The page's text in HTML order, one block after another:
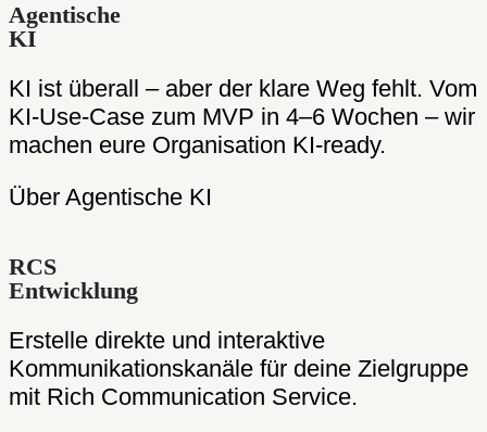
Agentische
KI
KI ist überall – aber der klare Weg fehlt. Vom
KI-Use-Case zum MVP in 4–6 Wochen – wir
machen eure Organisation KI-ready.
Über Agentische KI
RCS
Entwicklung
Erstelle direkte und interaktive
Kommunikationskanäle für deine Zielgruppe
mit Rich Communication Service.